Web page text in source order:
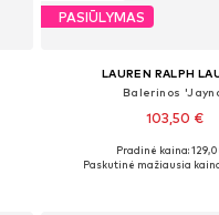
PASIŪLYMAS
LAUREN RALPH
Balerinos
103,50 €
Yra daugybė
Pradinė kaina:
Paskutinė mažiausia